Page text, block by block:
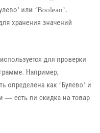
или ‘Boolean’.
хранения значений
для проверки
Например,
определена как ‘Булево’ и
— есть ли скидка на товар